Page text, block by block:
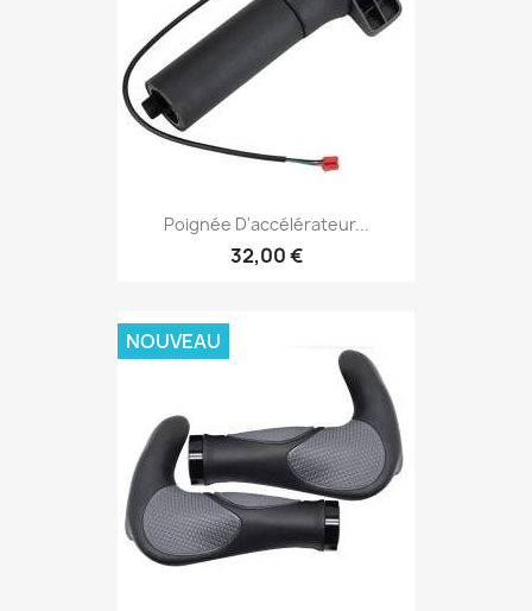
Poignée D'accélérateur...
32,00 €
NOUVEAU